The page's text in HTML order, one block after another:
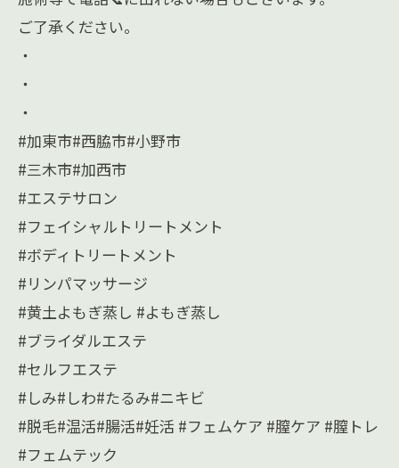
ご了承ください。
・
・
・
#加東市#西脇市#小野市
#三木市#加西市
#エステサロン
#フェイシャルトリートメント
#ボディトリートメント
#リンパマッサージ
#黄土よもぎ蒸し #よもぎ蒸し
#ブライダルエステ
#セルフエステ
#しみ#しわ#たるみ#ニキビ
#脱毛#温活#腸活#妊活 #フェムケア #膣ケア #膣トレ
#フェムテック